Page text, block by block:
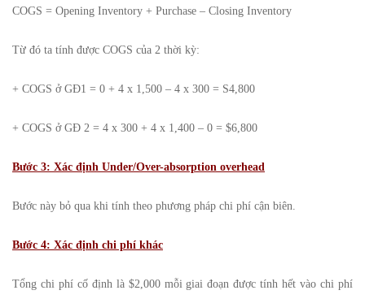
COGS = Opening Inventory + Purchase – Closing Inventory
Từ đó ta tính được COGS của 2 thời kỳ:
+ COGS ở GĐ1 = 0 + 4 x 1,500 – 4 x 300 = S4,800
+ COGS ở GĐ 2 = 4 x 300 + 4 x 1,400 – 0 = $6,800
Bước 3: Xác định Under/Over-absorption overhead
Bước này bỏ qua khi tính theo phương pháp chi phí cận biên.
Bước 4: Xác định chi phí khác
Tổng chi phí cố định là $2,000 mỗi giai đoạn được tính hết vào chi phí